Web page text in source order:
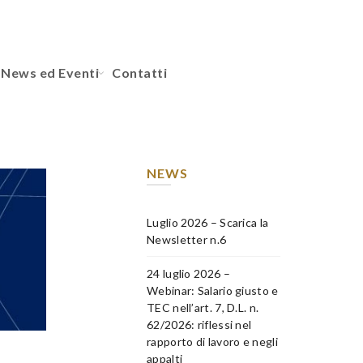
News ed Eventi Contatti
NEWS
Luglio 2026 – Scarica la
Newsletter n.6
24 luglio 2026 –
Webinar: Salario giusto e
TEC nell’art. 7, D.L. n.
62/2026: riflessi nel
rapporto di lavoro e negli
appalti